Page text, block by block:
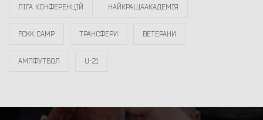
ЛІГА КОНФЕРЕНЦІЙ НАЙКРАЩААКАДЕМІЯ
FCKK CAMP ТРАНСФЕРИ ВЕТЕРАНИ
АМПФУТБОЛ U-21